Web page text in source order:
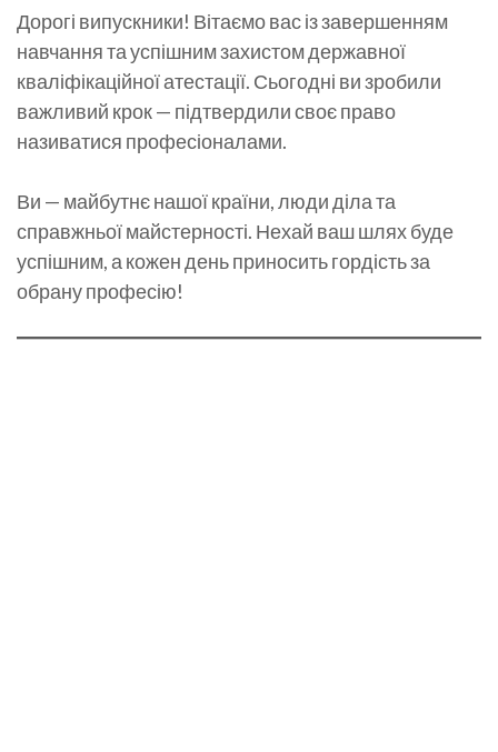
Дорогі випускники! Вітаємо вас із завершенням
навчання та успішним захистом державної
кваліфікаційної атестації. Сьогодні ви зробили
важливий крок — підтвердили своє право
називатися професіоналами.
Ви — майбутнє нашої країни, люди діла та
справжньої майстерності. Нехай ваш шлях буде
успішним, а кожен день приносить гордість за
обрану професію!